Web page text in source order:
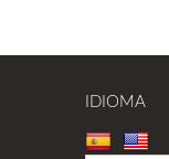
IDIOMA